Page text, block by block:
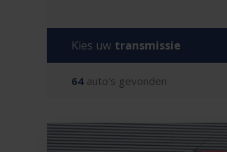
Kies uw transmissie
64 auto's gevonden